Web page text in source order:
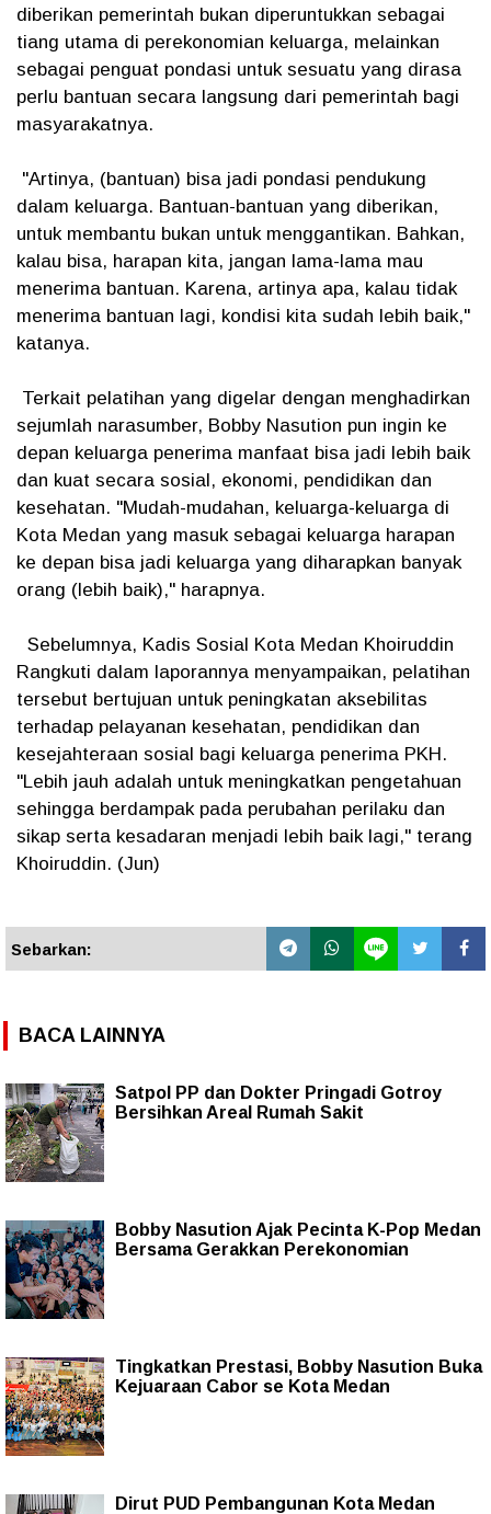
diberikan pemerintah bukan diperuntukkan sebagai
tiang utama di perekonomian keluarga, melainkan
sebagai penguat pondasi untuk sesuatu yang dirasa
perlu bantuan secara langsung dari pemerintah bagi
masyarakatnya.
"Artinya, (bantuan) bisa jadi pondasi pendukung
dalam keluarga. Bantuan-bantuan yang diberikan,
untuk membantu bukan untuk menggantikan. Bahkan,
kalau bisa, harapan kita, jangan lama-lama mau
menerima bantuan. Karena, artinya apa, kalau tidak
menerima bantuan lagi, kondisi kita sudah lebih baik,"
katanya.
Terkait pelatihan yang digelar dengan menghadirkan
sejumlah narasumber, Bobby Nasution pun ingin ke
depan keluarga penerima manfaat bisa jadi lebih baik
dan kuat secara sosial, ekonomi, pendidikan dan
kesehatan. "Mudah-mudahan, keluarga-keluarga di
Kota Medan yang masuk sebagai keluarga harapan
ke depan bisa jadi keluarga yang diharapkan banyak
orang (lebih baik)," harapnya.
Sebelumnya, Kadis Sosial Kota Medan Khoiruddin
Rangkuti dalam laporannya menyampaikan, pelatihan
tersebut bertujuan untuk peningkatan aksebilitas
terhadap pelayanan kesehatan, pendidikan dan
kesejahteraan sosial bagi keluarga penerima PKH.
"Lebih jauh adalah untuk meningkatkan pengetahuan
sehingga berdampak pada perubahan perilaku dan
sikap serta kesadaran menjadi lebih baik lagi," terang
Khoiruddin. (Jun)
Sebarkan:
BACA LAINNYA
Satpol PP dan Dokter Pringadi Gotroy
Bersihkan Areal Rumah Sakit
Bobby Nasution Ajak Pecinta K-Pop Medan
Bersama Gerakkan Perekonomian
Tingkatkan Prestasi, Bobby Nasution Buka
Kejuaraan Cabor se Kota Medan
Dirut PUD Pembangunan Kota Medan